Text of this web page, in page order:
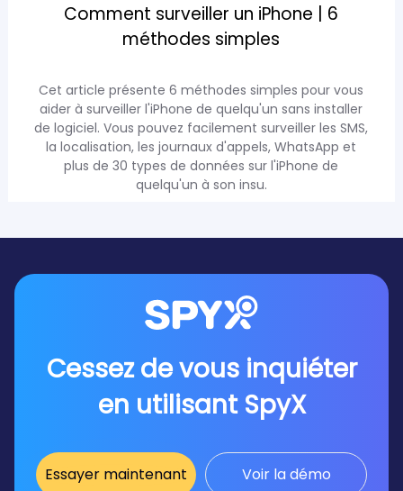
Comment surveiller un iPhone | 6
méthodes simples
Cet article présente 6 méthodes simples pour vous
aider à surveiller l'iPhone de quelqu'un sans installer
de logiciel. Vous pouvez facilement surveiller les SMS,
la localisation, les journaux d'appels, WhatsApp et
plus de 30 types de données sur l'iPhone de
quelqu'un à son insu.
Cessez de vous inquiéter
en utilisant SpyX
Essayer maintenant Voir la démo